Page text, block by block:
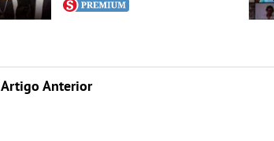
Artigo Anterior